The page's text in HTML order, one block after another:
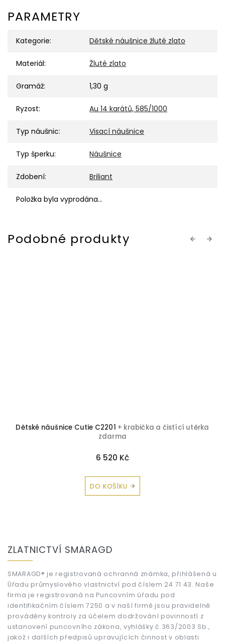
PARAMETRY
Kategorie: Dětské náušnice žluté zlato
Materiál: Žluté zlato
Gramáž: 1,30 g
Ryzost: Au 14 karátů, 585/1000
Typ náušnic: Visací náušnice
Typ šperku: Náušnice
Zdobení: Briliant
Položka byla vyprodána…
Previous
Dětské náušnice Cutie C2201 + krabička a čistící utěrka
zdarma
6 520 Kč
DO KOŠÍKU
Next
ZLATNICTVÍ SMARAGD
SMARAGD® je registrovaná ochranná známka, přihlášená u
Úřadu průmyslového vlastnictví pod číslem 24 71 43. Naše
firma je registrovaná na Puncovním úřadu pod
identifikačním číslem 7250 a v naší firmě jsou pravidelně
prováděny kontroly za účelem dodržování povinností z
ustanovení puncovního zákona, vyhlášky č.363/2003 Sb.,
jakož i dalších předpisů upravujících činnost v oblasti